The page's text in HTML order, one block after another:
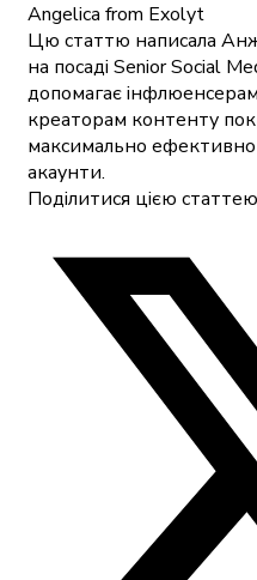
Angelica from Exolyt
Цю статтю написала
на посаді Senior Social
допомагає
креаторам контенту
максимально
акаунти.
Поділитися цією статтею